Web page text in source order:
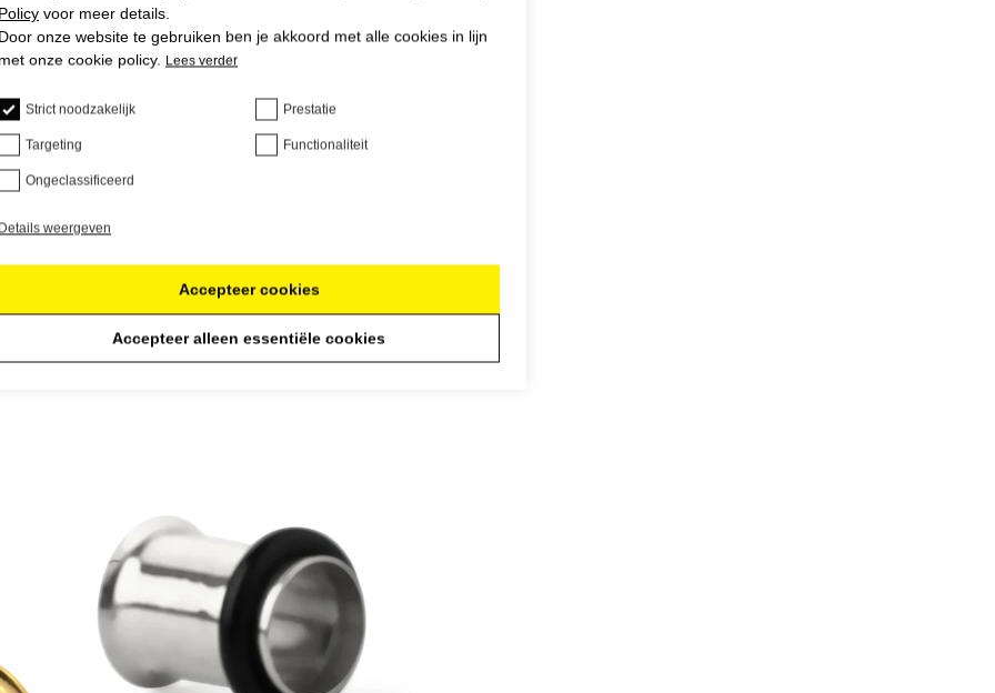
voor meer details.
onze website te gebruiken ben je akkoord met alle cookies in lijn
onze cookie policy. Lees verder
Strict noodzakelijk Prestatie
Targeting Functionaliteit
Ongeclassificeerd
weergeven
Accepteer cookies
Accepteer alleen essentiële cookies